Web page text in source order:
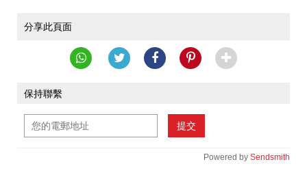
分享此頁面
保持聯繫
提交
Powered by Sendsmith